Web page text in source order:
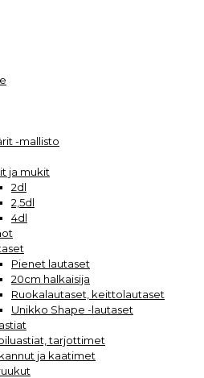
-mallisto
ja mukit
2dl
2,5dl
4dl
Pienet lautaset
20cm halkaisija
Ruokalautaset, keittolautaset
Unikko Shape -lautaset
tarjottimet
ja kaatimet